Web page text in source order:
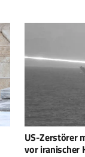
Elbit